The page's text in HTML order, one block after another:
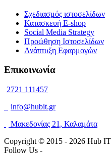
Σχεδιασμός ιστοσελίδων
Κατασκευή E-shop
Social Media Strategy
Προώθηση Ιστοσελίδων
Ανάπτυξη Εφαρμογών
Επικοινωνία
2721 111457
info@hubit.gr
Μακεδονίας 21, Καλαμάτα
Copyright © 2015 - 2026 Hub IT
Follow Us -